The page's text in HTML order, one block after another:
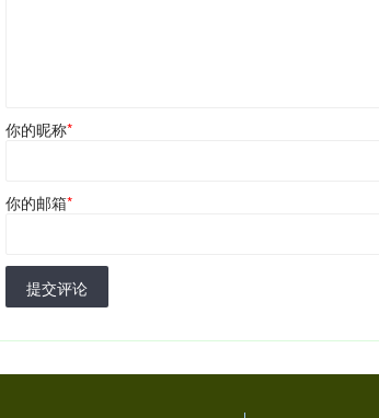
你的昵称*
你的邮箱*
提交评论